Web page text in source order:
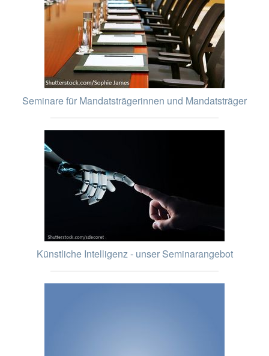
Seminare für Mandatsträgerinnen und Mandatsträger
Künstliche Intelligenz - unser Seminarangebot